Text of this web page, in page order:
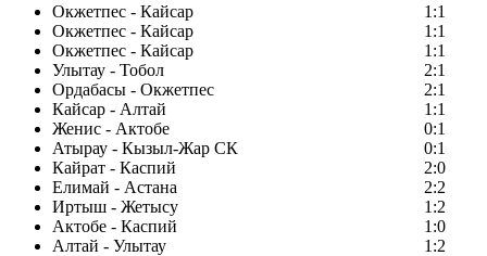
Окжетпес - Кайсар
1:1
Окжетпес - Кайсар
1:1
Окжетпес - Кайсар
1:1
Улытау - Тобол
2:1
Ордабасы - Окжетпес
2:1
Кайсар - Алтай
1:1
Женис - Актобе
0:1
Атырау - Кызыл-Жар СК
0:1
Кайрат - Каспий
2:0
Елимай - Астана
2:2
Иртыш - Жетысу
1:2
Актобе - Каспий
1:0
Алтай - Улытау
1:2